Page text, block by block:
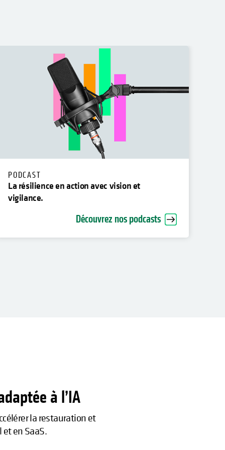
PODCAST
La résilience en action avec vision et
vigilance.
Découvrez nos podcasts
à l’IA
la restauration et
en SaaS.